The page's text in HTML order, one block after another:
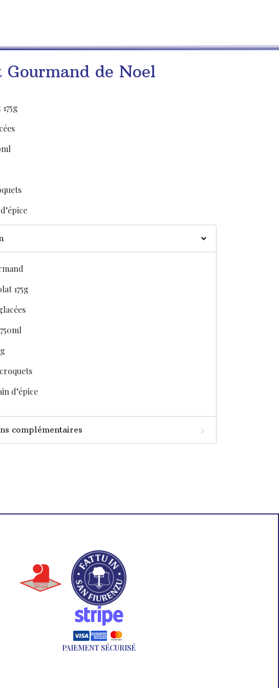
de Noel
175g
d’épice
complémentaires
PAIEMENT SÉCURISÉ